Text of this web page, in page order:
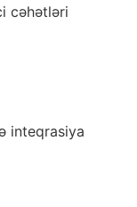
cəhətləri
inteqrasiya